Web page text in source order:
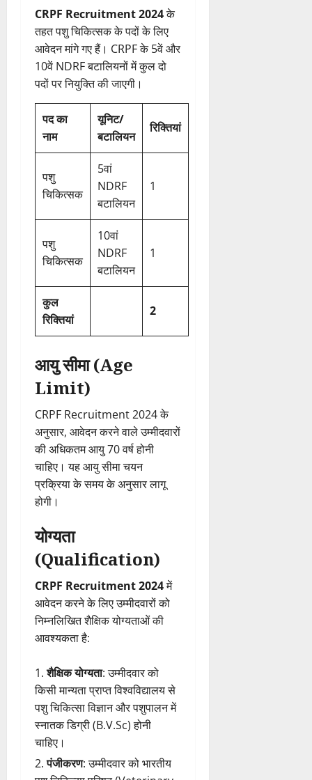
CRPF Recruitment 2024के
तहत पशु चिकित्सक के पदों के लिए
आवेदन मांगे गए हैं। CRPF के 5वें और
10वें NDRF बटालियनों में कुल दो
पदों पर नियुक्ति की जाएगी।
पद का
नाम
यूनिट/
बटालियन
रिक्तियां
पशु
चिकित्सक
5वां
NDRF
बटालियन
1
पशु
चिकित्सक
10वां
NDRF
बटालियन
1
कुल
रिक्तियां
2
आयु सीमा (Age
Limit)
CRPF Recruitment 2024 के
अनुसार, आवेदन करने वाले उम्मीदवारों
की अधिकतम आयु 70 वर्ष होनी
चाहिए। यह आयु सीमा चयन
प्रक्रिया के समय के अनुसार लागू
होगी।
योग्यता
(Qualification)
CRPF Recruitment 2024में
आवेदन करने के लिए उम्मीदवारों को
निम्नलिखित शैक्षिक योग्यताओं की
आवश्यकता है:
शैक्षिक योग्यता: उम्मीदवार को
किसी मान्यता प्राप्त विश्वविद्यालय से
पशु चिकित्सा विज्ञान और पशुपालन में
स्नातक डिग्री (B.V.Sc) होनी
चाहिए।
पंजीकरण: उम्मीदवार को भारतीय